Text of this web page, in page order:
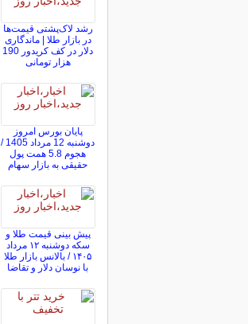
رشد لاک‌پشتی قیمت‌ها
در بازار طلا | ماندگاری
دلار در کف کریدور 190
هزار تومانی
پایان بورس امروز
دوشنبه 12 مرداد 1405 /
هجوم 5.8 همت پول
حقیقی به بازار سهام
پیش ‌بینی قیمت طلا و
سکه دوشنبه ۱۲ مرداد
۱۴۰۵ / بالانس بازار طلا
با نوسان دلار و تقاضا